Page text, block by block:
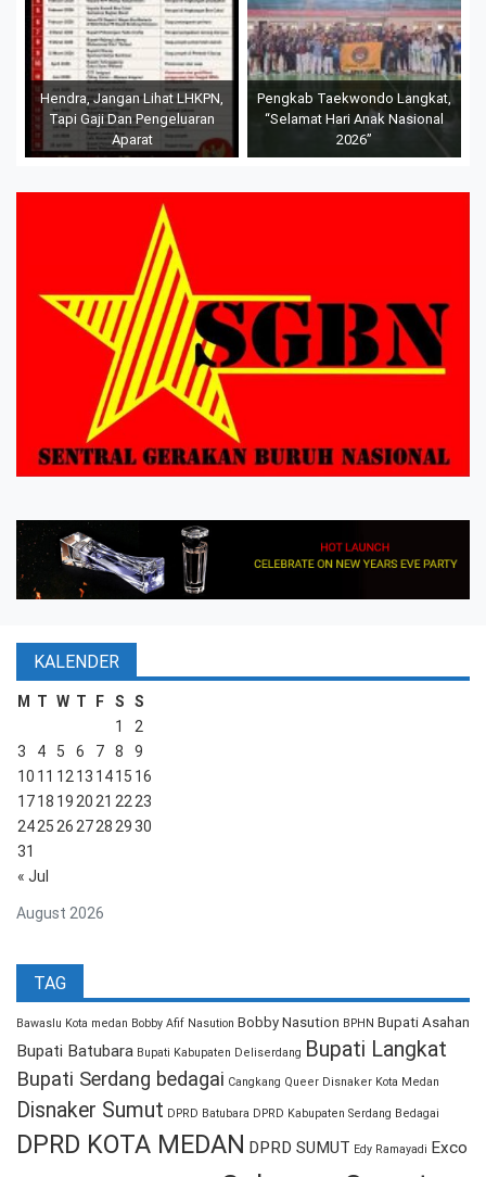
Hendra, Jangan Lihat LHKPN,
Tapi Gaji Dan Pengeluaran
Aparat
Pengkab Taekwondo Langkat,
“Selamat Hari Anak Nasional
2026”
KALENDER
August 2026
M T W T F S S
« Jul
1
2
3
4 5 6 7 8
9
10 11 12 13 1415 16
1718 19 20 21 22 23
2425 26 2728 2930
31
TAG
Bawaslu Kota medan Bobby Afif Nasution Bobby Nasution BPHN Bupati Asahan
Bupati Batubara Bupati Kabupaten Deliserdang Bupati Langkat
Bupati Serdang bedagai Cangkang Queer Disnaker Kota Medan
Disnaker Sumut DPRD Batubara DPRD Kabupaten Serdang Bedagai
DPRD KOTA MEDAN DPRD SUMUT Edy Ramayadi Exco